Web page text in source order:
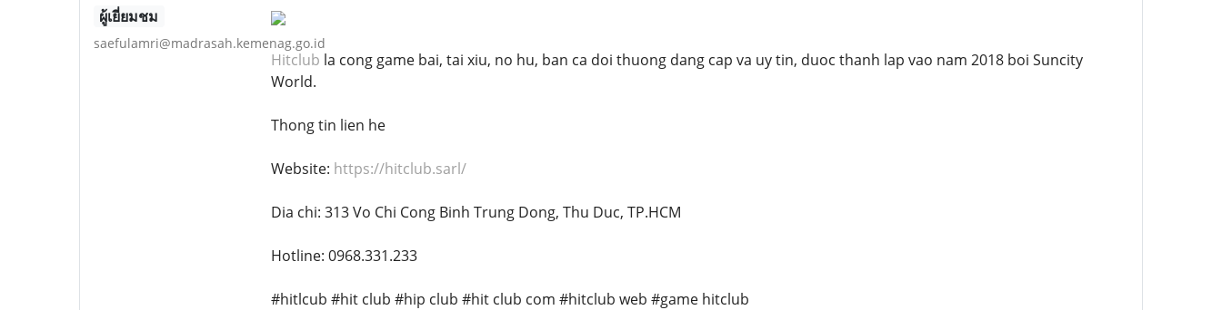
ผู้เยี่ยมชม
saefulamri@madrasah.kemenag.go.id
Hitclub la cong game bai, tai xiu, no hu, ban ca doi thuong dang cap va uy tin, duoc thanh lap vao nam 2018 boi Suncity
World.
Thong tin lien he
Website: https://hitclub.sarl/
Dia chi: 313 Vo Chi Cong Binh Trung Dong, Thu Duc, TP.HCM
Hotline: 0968.331.233
#hitlcub #hit club #hip club #hit club com #hitclub web #game hitclub